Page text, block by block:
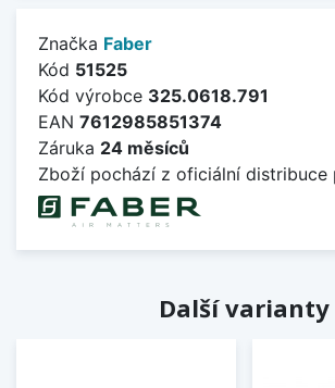
Značka Faber
Kód 51525
Kód výrobce 325.0618.791
EAN 7612985851374
Záruka 24 měsíců
Zboží pochází z oficiální distribuce
Další varianty